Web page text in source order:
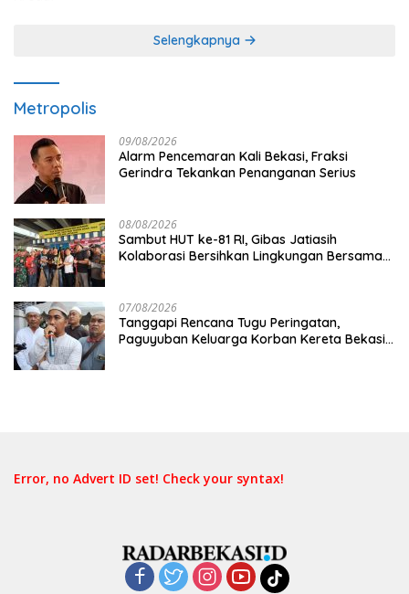
Selengkapnya
Metropolis
09/08/2026
Alarm Pencemaran Kali Bekasi, Fraksi
Gerindra Tekankan Penanganan Serius
08/08/2026
Sambut HUT ke-81 RI, Gibas Jatiasih
Kolaborasi Bersihkan Lingkungan Bersama
07/08/2026
Tanggapi Rencana Tugu Peringatan,
Paguyuban Keluarga Korban Kereta Bekasi
Error, no Advert ID set! Check your syntax!